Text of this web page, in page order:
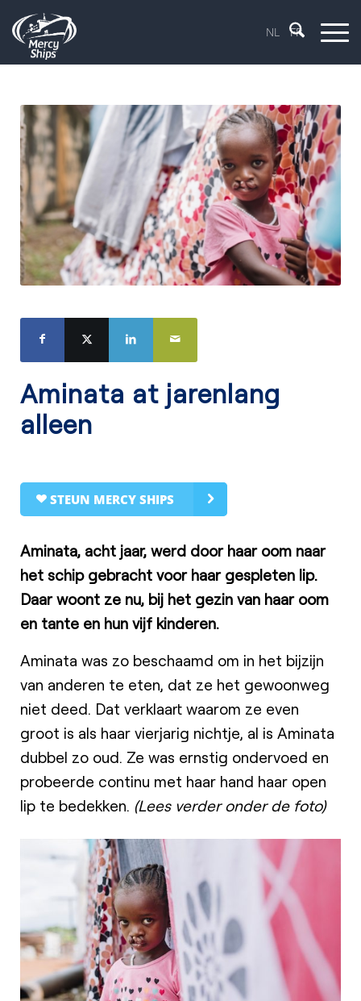
NL FR
Aminata at jarenlang
alleen
STEUN MERCY SHIPS
Aminata, acht jaar, werd door haar oom naar
het schip gebracht voor haar gespleten lip.
Daar woont ze nu, bij het gezin van haar oom
en tante en hun vijf kinderen.
Aminata was zo beschaamd om in het bijzijn
van anderen te eten, dat ze het gewoonweg
niet deed. Dat verklaart waarom ze even
groot is als haar vierjarig nichtje, al is Aminata
dubbel zo oud. Ze was ernstig ondervoed en
probeerde continu met haar hand haar open
lip te bedekken. (Lees verder onder de foto)